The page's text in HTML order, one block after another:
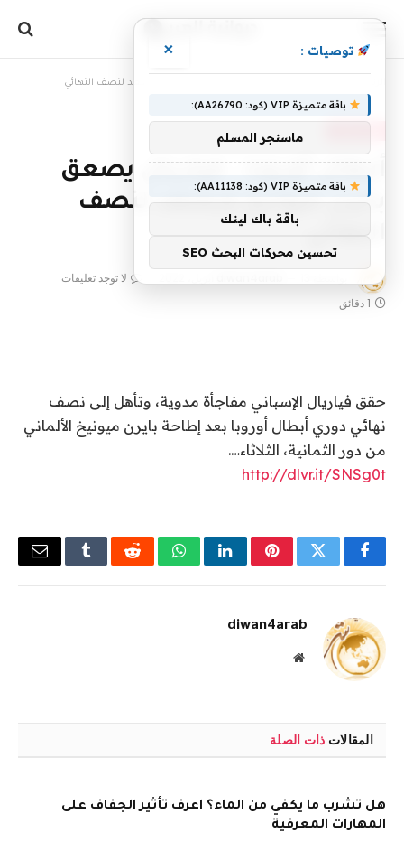
أبطال أوروبا.. فياريال يصعق بايرن ميونيخ ويصعد لنصف النهائي
أبطال أوروبا.. فياريال يصعق
بايرن ميونيخ ويصعد لنصف
النهائي
لا توجد تعليقات
1 دقائق
حقق فياريال الإسباني مفاجأة مدوية، وتأهل إلى نصف
نهائي دوري أبطال أوروبا بعد إطاحة بايرن ميونيخ الألماني
من دور الثمانية، الثلاثاء….
http://dlvr.it/SNSg0t
فيسبوكتويتر بينتيريستلينكدإنواتسابرديت Tumblrالبريد
diwan4arab
موقع
المقالات ذات الصلة
هل تشرب ما يكفي من الماء؟ اعرف تأثير الجفاف على
المهارات المعرفية
توصيات : ×
باقة متميزة VIP (كود: AA26790):
ماسنجر المسلم
باقة متميزة VIP (كود: AA11138):
باقة باك لينك
تحسين محركات البحث SEO